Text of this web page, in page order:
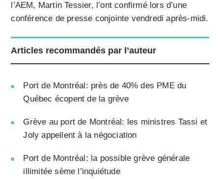
l’AEM, Martin Tessier, l’ont confirmé lors d’une
conférence de presse conjointe vendredi après-midi.
Articles recommandés par l’auteur
Port de Montréal: près de 40% des PME du
Québec écopent de la grève
Grève au port de Montréal: les ministres Tassi et
Joly appellent à la négociation
Port de Montréal: la possible grève générale
illimitée sème l’inquiétude